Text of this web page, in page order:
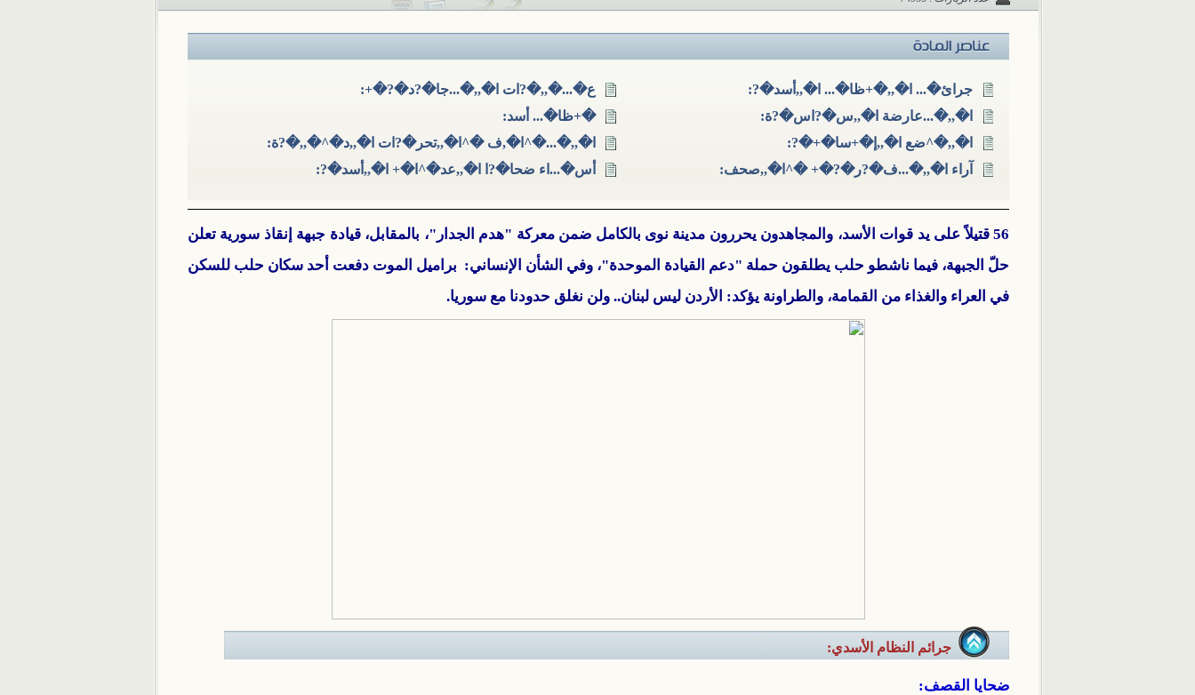
هل تثبت الوفاةُ بشهادةِ رجلٍ...
المكتب العلمي ـ هيئة الشام...
جرائ�... ا�,,�+ظا�... ا�,,أسد�?:
ع�...�,,�?ات ا�,,�...جا�?د�?�+:
ا�,,�...عارضة ا�,,س�?اس�?ة:
�+ظا�... أسد:
ا�,,�^ضع ا�,,إ�+سا�+�?:
ا�,,�...�^ا�,ف �^ا�,,تحر�?ات ا�,,د�^�,,�?ة:
آراء ا�,,�...ف�?ر�?�+ �^ا�,,صحف:
أس�...اء ضحا�?ا ا�,,عد�^ا�+ ا�,,أسد�?:
56 قتيلاً على يد قوات الأسد، والمجاهدون يحررون مدينة نوى بالكامل ضمن معركة "هدم الجدار"، بالمقابل، قيادة جبهة إنقاذ سورية تعلن
حلّ الجبهة، فيما ناشطو حلب يطلقون حملة "دعم القيادة الموحدة"، وفي الشأن الإنساني: براميل الموت دفعت أحد سكان حلب للسكن
في العراء والغذاء من القمامة، والطراونة يؤكد: الأردن ليس لبنان.. ولن نغلق حدودنا مع سوريا.
جرائم النظام الأسدي:
ضحايا القصف: